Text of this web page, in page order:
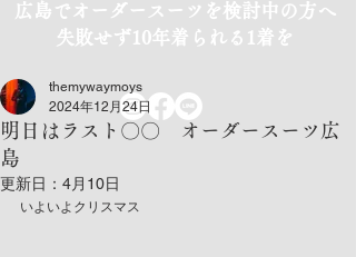
広島でオーダースーツを検討中の方へ
​失敗せず10年着られる1着を
明日はラスト〇〇 オーダースーツ広
島
themywaymoys
2024年12月24日
更新日： 4月10日
いよいよクリスマス